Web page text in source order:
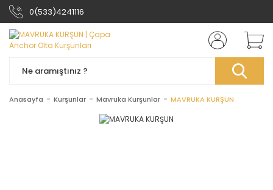
0(533)4241116
Anasayfa Kurşunlar Mavruka Kurşunlar MAVRUKA KURŞUN